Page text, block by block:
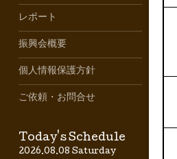
レポート
振興会概要
個人情報保護方針
ご依頼・お問合せ
Today's Schedule
2026.08.08 Saturday